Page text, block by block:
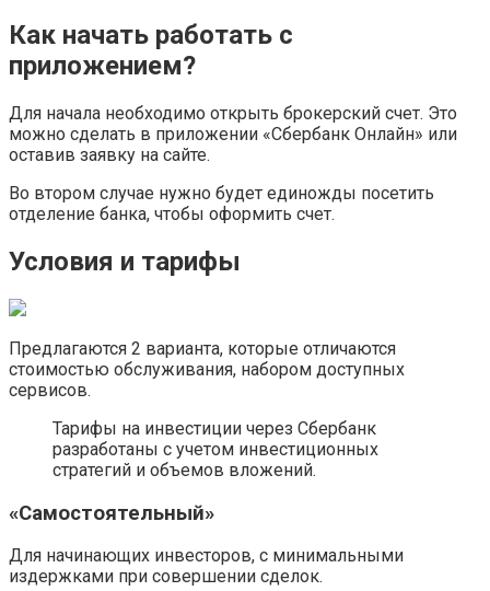
Как начать работать с
приложением?
Для начала необходимо открыть брокерский счет. Это
можно сделать в приложении «Сбербанк Онлайн» или
оставив заявку на сайте.
Во втором случае нужно будет единожды посетить
отделение банка, чтобы оформить счет.
Условия и тарифы
Предлагаются 2 варианта, которые отличаются
стоимостью обслуживания, набором доступных
сервисов.
Тарифы на инвестиции через Сбербанк
разработаны с учетом инвестиционных
стратегий и объемов вложений.
«Самостоятельный»
Для начинающих инвесторов, с минимальными
издержками при совершении сделок.